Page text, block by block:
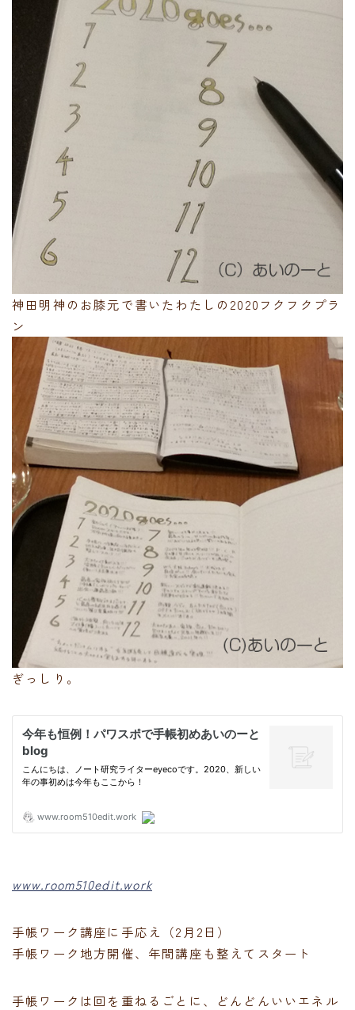
神田明神のお膝元で書いたわたしの2020フクフクプラ
ン
ぎっしり。
www.room510edit.work
手帳ワーク講座に手応え（2月2日）
手帳ワーク地方開催、年間講座も整えてスタート
手帳ワークは回を重ねるごとに、どんどんいいエネル